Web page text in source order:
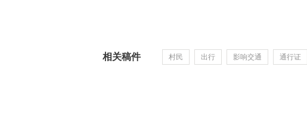
相关稿件 村民 出行 影响交通 通行证